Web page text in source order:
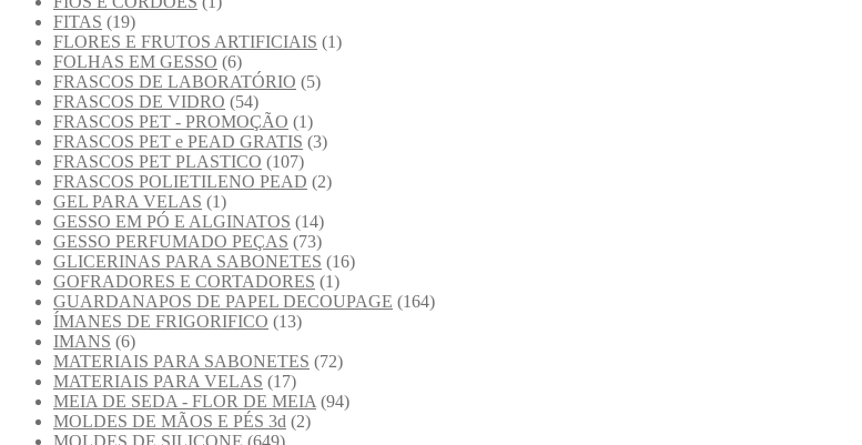
FITAS (19)
FLORES E FRUTOS ARTIFICIAIS (1)
FOLHAS EM GESSO (6)
FRASCOS DE LABORATÓRIO (5)
FRASCOS DE VIDRO (54)
FRASCOS PET - PROMOÇÃO (1)
FRASCOS PET e PEAD GRATIS (3)
FRASCOS PET PLASTICO (107)
FRASCOS POLIETILENO PEAD (2)
GEL PARA VELAS (1)
GESSO EM PÓ E ALGINATOS (14)
GESSO PERFUMADO PEÇAS (73)
GLICERINAS PARA SABONETES (16)
GOFRADORES E CORTADORES (1)
GUARDANAPOS DE PAPEL DECOUPAGE (164)
ÍMANES DE FRIGORIFICO (13)
IMANS (6)
MATERIAIS PARA SABONETES (72)
MATERIAIS PARA VELAS (17)
MEIA DE SEDA - FLOR DE MEIA (94)
MOLDES DE MÃOS E PÉS 3d (2)
MOLDES DE SILICONE (649)